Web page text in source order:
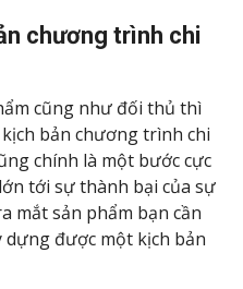
chương trình chi
cũng như đối thủ thì
bản chương trình chi
chính là một bước cực
tới sự thành bại của sự
mắt sản phẩm bạn cần
dựng được một kịch bản